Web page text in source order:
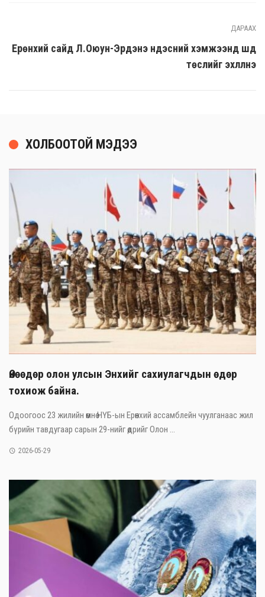
ДАРААХ
Ерөнхий сайд Л.Оюун-Эрдэнэ үндэсний хэмжээнд шүд
төслийг эхлүүлнэ
ХОЛБООТОЙ МЭДЭЭ
Өнөөдөр олон улсын Энхийг сахиулагчдын өдөр
тохиож байна.
Одоогоос 23 жилийн өмнө НҮБ-ын Ерөнхий ассамблейн чуулганаас жил
бүрийн тавдугаар сарын 29-нийг өдрийг Олон ...
2026-05-29